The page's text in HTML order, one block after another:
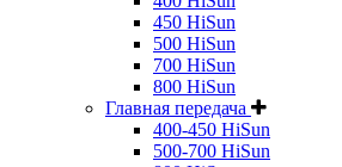
450 HiSun
500 HiSun
700 HiSun
800 HiSun
Главная передача
400-450 HiSun
500-700 HiSun